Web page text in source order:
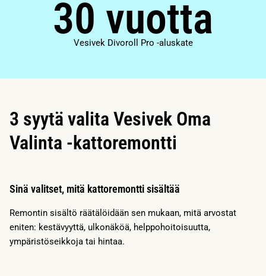
30 vuotta
Vesivek Divoroll Pro -aluskate
3 syytä valita Vesivek Oma
Valinta -kattoremontti
Sinä valitset, mitä kattoremontti sisältää
Remontin sisältö räätälöidään sen mukaan, mitä arvostat
eniten: kestävyyttä, ulkonäköä, helppohoitoisuutta,
ympäristöseikkoja tai hintaa.